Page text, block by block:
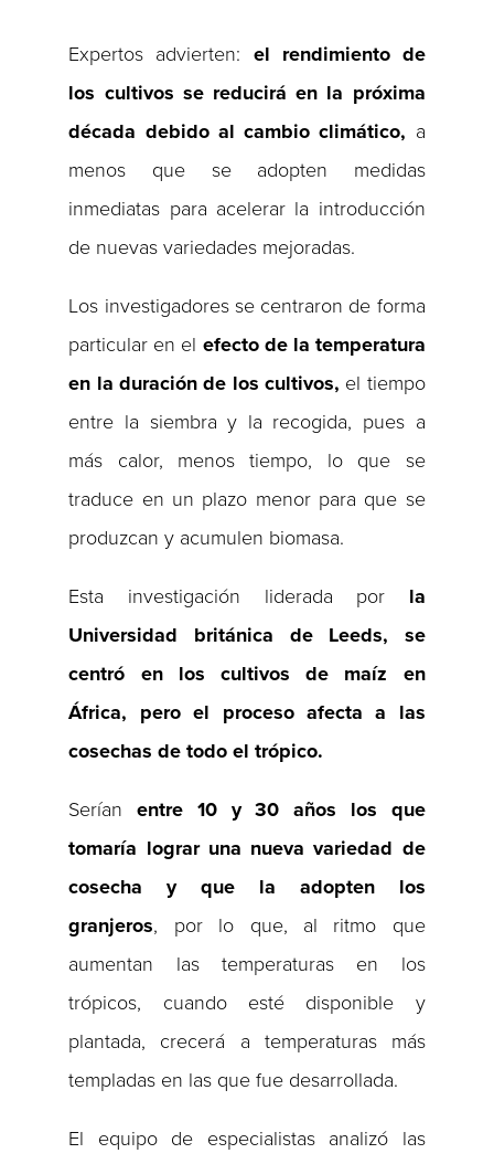
Expertos advierten: el rendimiento de
los cultivos se reducirá en la próxima
década debido al cambio climático, a
menos que se adopten medidas
inmediatas para acelerar la introducción
de nuevas variedades mejoradas.
Los investigadores se centraron de forma
particular en el efecto de la temperatura
en la duración de los cultivos, el tiempo
entre la siembra y la recogida, pues a
más calor, menos tiempo, lo que se
traduce en un plazo menor para que se
produzcan y acumulen biomasa.
Esta investigación liderada por la
Universidad británica de Leeds, se
centró en los cultivos de maíz en
África, pero el proceso afecta a las
cosechas de todo el trópico.
Seríanentre 10 y 30 años los que
tomaría lograr una nueva variedad de
cosecha y que la adopten los
granjeros, por lo que, al ritmo que
aumentan las temperaturas en los
trópicos, cuando esté disponible y
plantada, crecerá a temperaturas más
templadas en las que fue desarrollada.
El equipo de especialistas analizó las